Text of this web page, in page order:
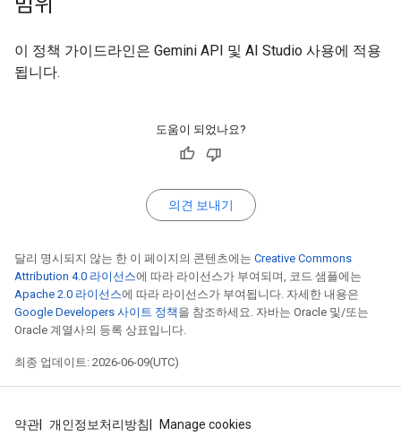
이 정책 가이드라인은 Gemini API 및 AI Studio 사용에 적용
됩니다.
도움이 되었나요?
의견 보내기
달리 명시되지 않는 한 이 페이지의 콘텐츠에는 Creative Commons
Attribution 4.0 라이선스에 따라 라이선스가 부여되며, 코드 샘플에는
Apache 2.0 라이선스에 따라 라이선스가 부여됩니다. 자세한 내용은
Google Developers 사이트 정책 을 참조하세요. 자바는 Oracle 및/또는
Oracle 계열사의 등록 상표입니다.
최종 업데이트: 2026-06-09(UTC)
약관 개인정보처리방침 Manage cookies